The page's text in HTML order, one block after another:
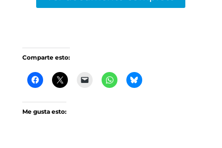
Comparte esto:
Me gusta esto: